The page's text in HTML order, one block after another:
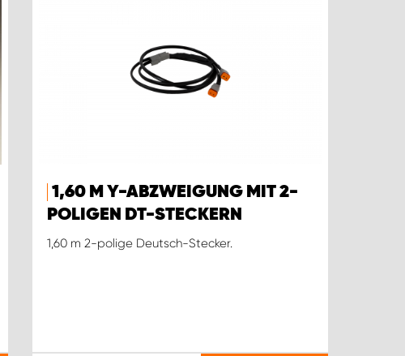
1,60 M Y-ABZWEIGUNG MIT 2-
POLIGEN DT-STECKERN
1,60 m 2-polige Deutsch-Stecker.